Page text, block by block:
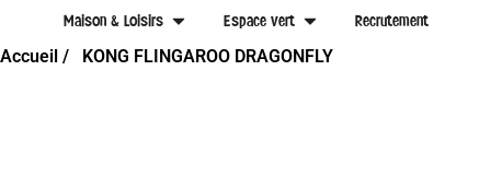
Maison & Loisirs
Espace vert Recrutement
Accueil / KONG FLINGAROO DRAGONFLY